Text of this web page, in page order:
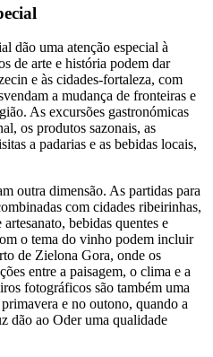
dão uma atenção especial à
de arte e história podem dar
e às cidades-fortaleza, com
a mudança de fronteiras e
As excursões gastronómicas
os produtos sazonais, as
a padarias e as bebidas locais,
outra dimensão. As partidas para
com cidades ribeirinhas,
bebidas quentes e
o tema do vinho podem incluir
de Zielona Gora, onde os
entre a paisagem, o clima e a
fotográficos são também uma
e no outono, quando a
dão ao Oder uma qualidade